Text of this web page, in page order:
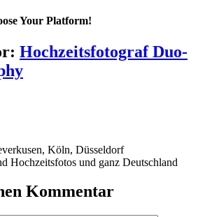
Your Platform!
Hochzeitsfotograf Duo-
Köln, Düsseldorf
Hochzeitsfotos und ganz Deutschland
Kommentar